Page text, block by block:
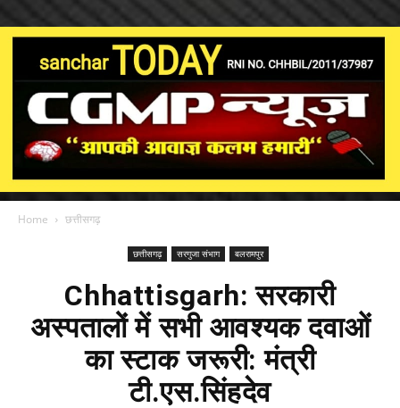
Home छत्तीसगढ़
छत्तीसगढ़ सरगुजा संभाग बलरामपुर
Chhattisgarh: सरकारी
अस्पतालों में सभी आवश्यक दवाओं
का स्टाक जरूरी: मंत्री
टी.एस.सिंहदेव